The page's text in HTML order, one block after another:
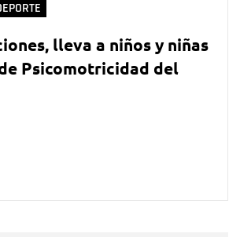
lleva a niños y niñas
Psicomotricidad del